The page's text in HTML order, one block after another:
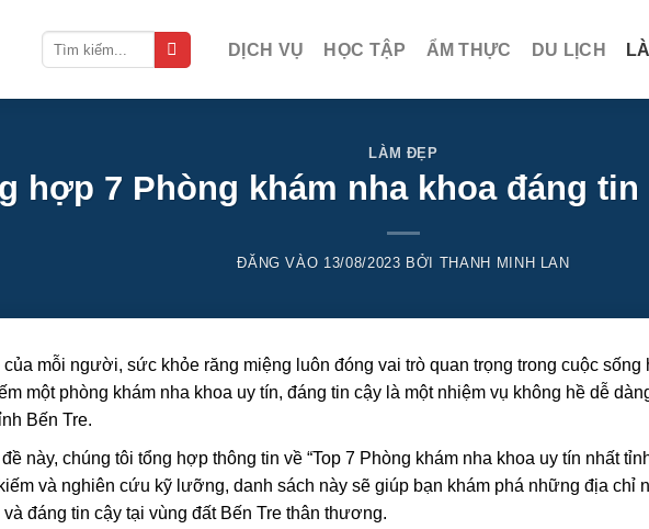
DỊCH VỤ HỌC TẬP ẨM THỰC DU LỊCH
LÀM ĐẸP
hợp 7 Phòng khám nha khoa đáng tin
ĐĂNG VÀO 13/08/2023 BỞI THANH MINH LAN
mỗi người, sức khỏe răng miệng luôn đóng vai trò quan trọng trong cuộc sống
một phòng khám nha khoa uy tín, đáng tin cậy là một nhiệm vụ không hề dễ
Bến Tre.
này, chúng tôi tổng hợp thông tin về “Top 7 Phòng khám nha khoa uy tín nhất
và nghiên cứu kỹ lưỡng, danh sách này sẽ giúp bạn khám phá những địa chỉ
đáng tin cậy tại vùng đất Bến Tre thân thương.